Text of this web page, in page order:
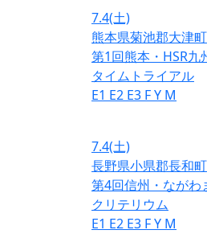
7.4(土)
熊本県菊池郡大津町
第1回熊本・HSR九
タイムトライアル
E1 E2 E3 FY M
7.4(土)
長野県小県郡長和町
第4回信州・ながわ
クリテリウム
E1 E2 E3 FY M